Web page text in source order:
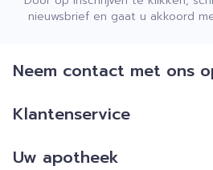
nieuwsbrief en gaat u akkoord
Neem contact met ons
Klantenservice
Uw apotheek